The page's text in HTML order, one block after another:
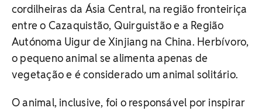
cordilheiras da Ásia Central, na região fronteiriça
entre o Cazaquistão, Quirguistão e a Região
Autónoma Uigur de Xinjiang na China. Herbívoro,
o pequeno animal se alimenta apenas de
vegetação e é considerado um animal solitário.
O animal, inclusive, foi o responsável por inspirar